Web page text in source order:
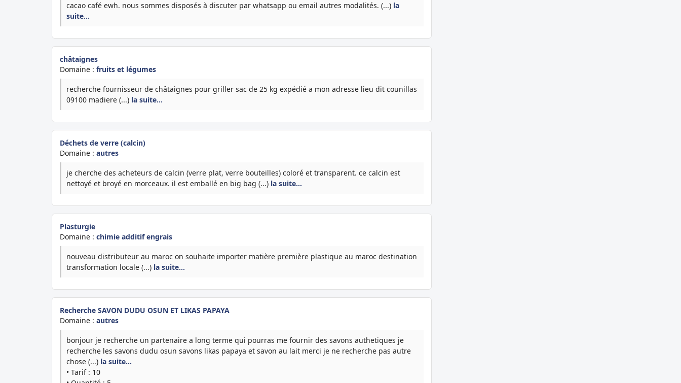
cacao café ewh. nous sommes disposés à discuter par whatsapp ou email autres modalités. (...) la
suite…
châtaignes
Domaine : fruits et légumes
recherche fournisseur de châtaignes pour griller sac de 25 kg expédié a mon adresse lieu dit counillas
09100 madiere (...) la suite…
Déchets de verre (calcin)
Domaine : autres
je cherche des acheteurs de calcin (verre plat, verre bouteilles) coloré et transparent. ce calcin est
nettoyé et broyé en morceaux. il est emballé en big bag (...) la suite…
Plasturgie
Domaine : chimie additif engrais
nouveau distributeur au maroc on souhaite importer matière première plastique au maroc destination
transformation locale (...) la suite…
Recherche SAVON DUDU OSUN ET LIKAS PAPAYA
Domaine : autres
bonjour je recherche un partenaire a long terme qui pourras me fournir des savons authetiques je
recherche les savons dudu osun savons likas papaya et savon au lait merci je ne recherche pas autre
chose (...) la suite…
• Tarif : 10